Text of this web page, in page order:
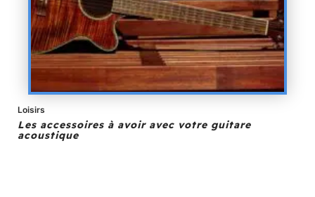
Loisirs
Les accessoires à avoir avec votre guitare
acoustique